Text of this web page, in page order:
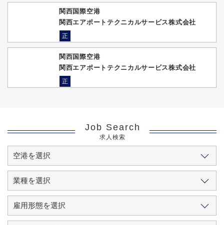
関西国際空港
関西エアポートテクニカルサービス株式会社
正
関西国際空港
関西エアポートテクニカルサービス株式会社
正
Job Search
求人検索